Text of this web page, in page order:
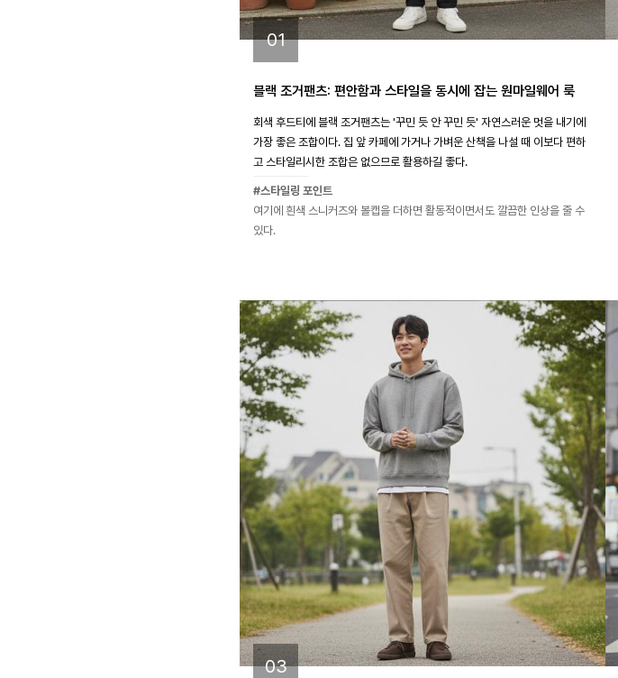
01
블랙 조거팬츠: 편안함과 스타일을 동시에 잡는 원마일웨어 룩
회색 후드티에 블랙 조거팬츠는 '꾸민 듯 안 꾸민 듯' 자연스러운 멋을 내기에
가장 좋은 조합이다. 집 앞 카페에 가거나 가벼운 산책을 나설 때 이보다 편하
고 스타일리시한 조합은 없으므로 활용하길 좋다.
#스타일링 포인트
여기에 흰색 스니커즈와 볼캡을 더하면 활동적이면서도 깔끔한 인상을 줄 수
있다.
03